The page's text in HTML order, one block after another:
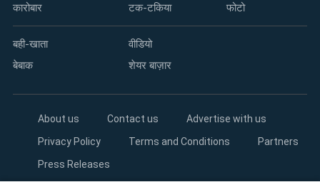
कारोबार
टक-टकिया
फोटो
बही-खाता
बेबाक
वीडियो
शेयर बाज़ार
About us Contact us
Advertise with us
Privacy Policy
Terms and Conditions
Partners
Press Releases